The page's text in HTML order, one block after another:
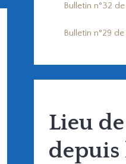
Bulletin n°32
Bulletin n°29
Lieu
depuis